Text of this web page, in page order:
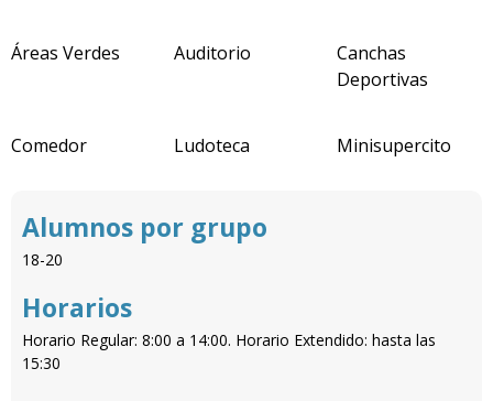
Áreas Verdes Auditorio
Canchas
Deportivas
Comedor Ludoteca Minisupercito
Alumnos por grupo
18-20
Horarios
Horario Regular: 8:00 a 14:00. Horario Extendido: hasta las
15:30